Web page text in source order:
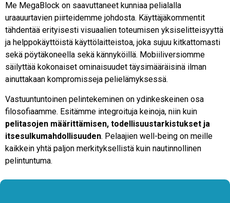
Me MegaBlock on saavuttaneet kunniaa pelialalla
uraauurtavien piirteidemme johdosta. Käyttäjäkommentit
tähdentää erityisesti visuaalien toteumisen yksiselitteisyyttä
ja helppokäyttöistä käyttölaitteistoa, joka sujuu kitkattomasti
sekä pöytäkoneella sekä kännyköillä. Mobiiliversiomme
säilyttää kokonaiset ominaisuudet täysimääräisinä ilman
ainuttakaan kompromisseja pelielämyksessä.
Vastuuntuntoinen pelintekeminen on ydinkeskeinen osa
filosofiaamme. Esitämme integroituja keinoja, niin kuin
pelitasojen määrittämisen, todellisuustarkistukset ja
itsesulkumahdollisuuden. Pelaajien well-being on meille
kaikkein yhtä paljon merkityksellistä kuin nautinnollinen
pelintuntuma.